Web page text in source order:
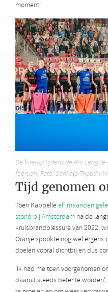
moment.’
De line-up tijdens de Pro
februari. Foto: Sankalp Tripathi/
Tijd genomen
Toen Kappelleelf maanden
stond bij Amsterdam na de
kruisbrandblessure van 2022,
Oranje spookte nog wel ergens
doelen vooral dichtbij en dus
‘Ik had me toen voorgenomen
daaruit steeds beter te